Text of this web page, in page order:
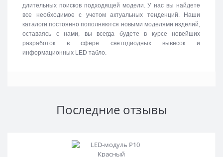
длительных поисков подходящей модели. У нас вы найдете
все необходимое с учетом актуальных тенденций. Наши
каталоги постоянно пополняются новыми моделями изделий,
оставаясь с нами, вы всегда будете в курсе новейших
разработок в сфере светодиодных вывесок и
информационных LED табло.
Последние отзывы